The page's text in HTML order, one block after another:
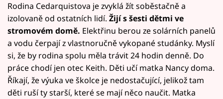
Rodina Cedarquistova je zvyklá žít soběstačně a
izolovaně od ostatních lidí. Žijí s šesti dětmi ve
stromovém domě. Elektřinu berou ze solárních panelů
a vodu čerpají z vlastnoručně vykopané studánky. Myslí
si, že by rodina spolu měla trávit 24 hodin denně. Do
práce chodí jen otec Keith. Děti učí matka Nancy doma.
Říkají, že výuka ve školce je nedostačující, jelikož tam
děti ruší ty starší, které se mají něco naučit. Matka